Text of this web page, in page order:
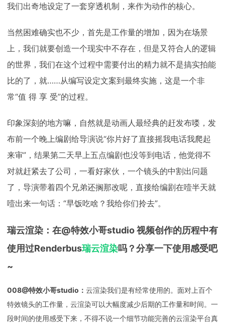
我们出奇地设定了一套穿透机制，来作为动作的核心。
当然困难确实也不少，首先是工作量的增加，因为在场景
上，我们就要创造一个现实中不存在，但是又符合人的逻辑
的世界，我们在这个过程中需要付出的精力就不是搞实拍能
比的了，就……从编写设定文案到最终实施，这是一个非
常“值 得 享 受”的过程。
印象深刻的地方嘛，自然就是动画人最经典的赶发布喽，发
布前一个晚上编剧给导演说“你片好了直接摇我电话我爬起
来审”，结果第二天早上五点编剧也没等到电话，他觉得不
对就赶紧去了公司，一看好家伙，一个镜头的中割出问题
了，导演带着四个兄弟还搁那改呢，直接给编剧在噎半天就
噎出来一句话：“早饭吃啥？我给你们拎去”。
瑞云渲染：在@特效小哥studio 视频创作的历程中有
使用过Renderbus瑞云渲染吗？分享一下使用感受吧
~
008@特效小哥studio： 云渲染我们是有经常使用的。面对上百个
特效镜头的工作量，云渲染可以大幅度减少后期的工作量和时间。一
段时间的使用感受下来，不得不说一个细节功能完善的云渲染平台真